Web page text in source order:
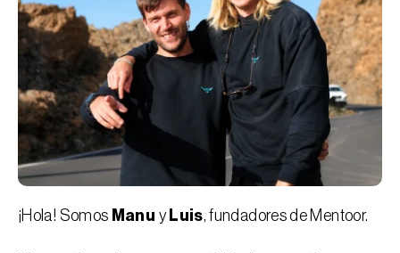
¡Hola! Somos Manu y Luis, fundadores de Mentoor.